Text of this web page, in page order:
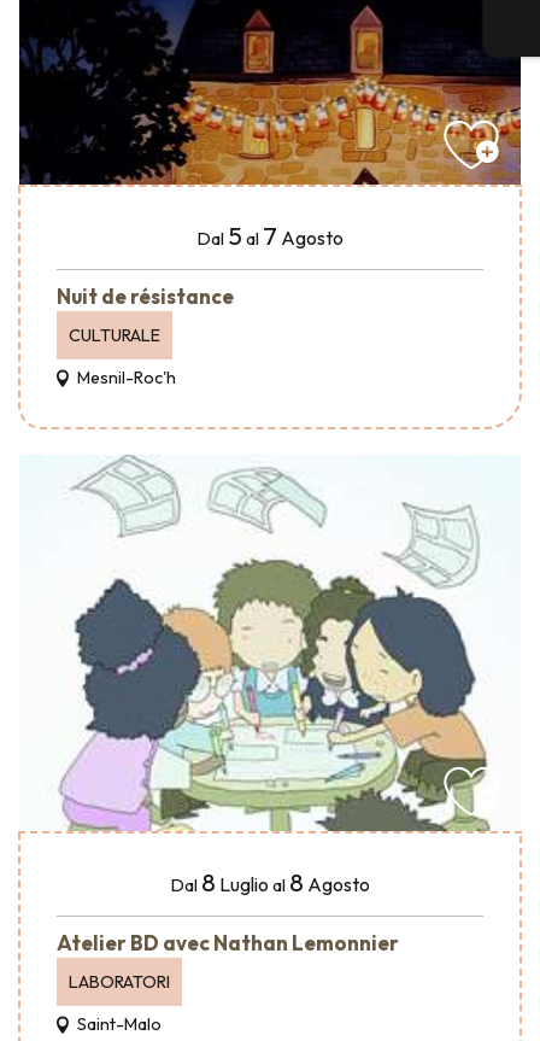
Dal 5 al 7 Agosto
Nuit de résistance
CULTURALE
Mesnil-Roc'h
Dal 8 Luglio al 8 Agosto
Atelier BD avec Nathan Lemonnier
LABORATORI
Saint-Malo